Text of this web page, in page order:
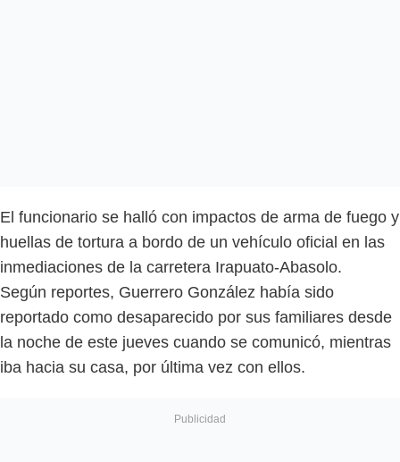
El funcionario se halló con impactos de arma de fuego y
huellas de tortura a bordo de un vehículo oficial en las
inmediaciones de la carretera Irapuato-Abasolo.
Según reportes, Guerrero González había sido
reportado como desaparecido por sus familiares desde
la noche de este jueves cuando se comunicó, mientras
iba hacia su casa, por última vez con ellos.